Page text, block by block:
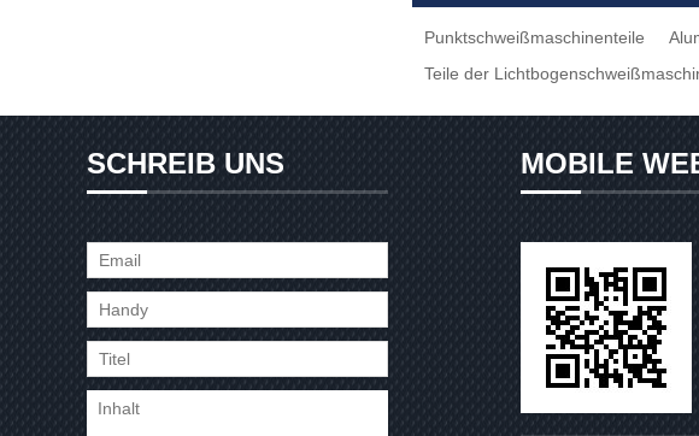
Punktschweißmaschinenteile
Teile der
SCHREIB UNS MOBILE